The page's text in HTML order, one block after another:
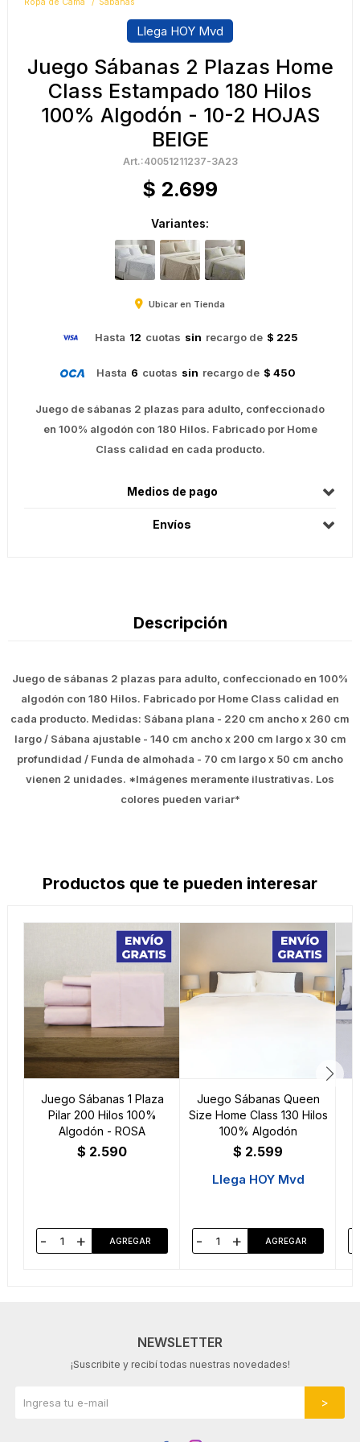
Ropa de Cama Sábanas
Llega HOY Mvd
Juego Sábanas 2 Plazas Home
Class Estampado 180 Hilos
100% Algodón - 10-2 HOJAS
BEIGE
40051211237-3A23
$ 2.699
Variantes:
Ubicar en Tienda
Hasta 12 cuotas sin recargo de $ 225
Hasta 6 cuotas sin recargo de $ 450
Juego de sábanas 2 plazas para adulto, confeccionado
en 100% algodón con 180 Hilos. Fabricado por Home
Class calidad en cada producto.
Medios de pago
Envíos
Descripción
Juego de sábanas 2 plazas para adulto, confeccionado en 100%
algodón con 180 Hilos. Fabricado por Home Class calidad en
cada producto. Medidas: Sábana plana - 220 cm ancho x 260 cm
largo / Sábana ajustable - 140 cm ancho x 200 cm largo x 30 cm
profundidad / Funda de almohada - 70 cm largo x 50 cm ancho
vienen 2 unidades. *Imágenes meramente ilustrativas. Los
colores pueden variar*
Productos que te pueden interesar
Juego Sábanas 1 Plaza
Pilar 200 Hilos 100%
Algodón - ROSA
$ 2.590
- +
Juego Sábanas Queen
Size Home Class 130 Hilos
100% Algodón
$ 2.599
Llega HOY Mvd
- +
NEWSLETTER
¡Suscribite y recibí todas nuestras novedades!